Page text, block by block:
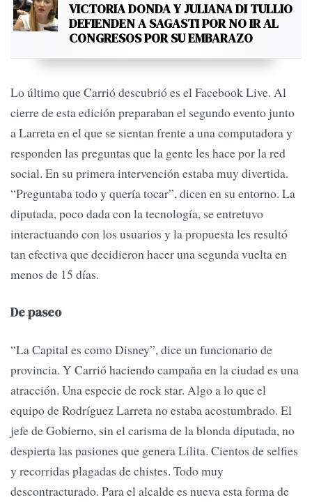
VICTORIA DONDA Y JULIANA DI TULLIO
DEFIENDEN A SAGASTI POR NO IR AL
CONGRESOS POR SU EMBARAZO
Lo último que Carrió descubrió es el Facebook Live. Al
cierre de esta edición preparaban el segundo evento junto
a Larreta en el que se sientan frente a una computadora y
responden las preguntas que la gente les hace por la red
social. En su primera intervención estaba muy divertida.
“Preguntaba todo y quería tocar”, dicen en su entorno. La
diputada, poco dada con la tecnología, se entretuvo
interactuando con los usuarios y la propuesta les resultó
tan efectiva que decidieron hacer una segunda vuelta en
menos de 15 días.
De paseo
“La Capital es como Disney”, dice un funcionario de
provincia. Y Carrió haciendo campaña en la ciudad es una
atracción. Una especie de rock star. Algo a lo que el
equipo de Rodríguez Larreta no estaba acostumbrado. El
jefe de Gobierno, sin el carisma de la blonda diputada, no
despierta las pasiones que genera Lilita. Cientos de selfies
y recorridas plagadas de chistes. Todo muy
descontracturado. Para el alcalde es nueva esta forma de